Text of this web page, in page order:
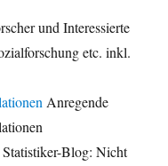
und Interessierte
etc. inkl.
Anregende
Statistiker-Blog: Nicht